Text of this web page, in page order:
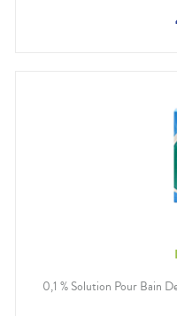
0,1 % Solution Pour Bain